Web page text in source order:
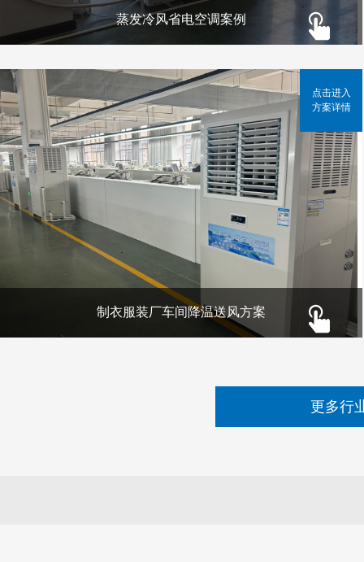
蒸发冷风省电空调案例
制衣服装厂车间降温送风方案
点击进入
方案详情
更多行